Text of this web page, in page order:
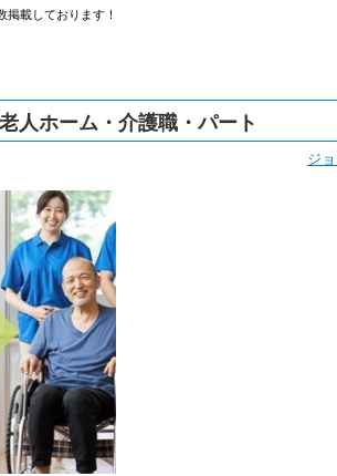
掲載しております！
人ホーム・介護職・パート
ジ